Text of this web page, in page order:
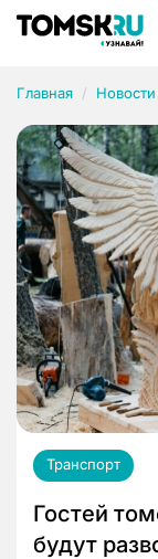
Главная Новости
Транспорт
Гостей
будут